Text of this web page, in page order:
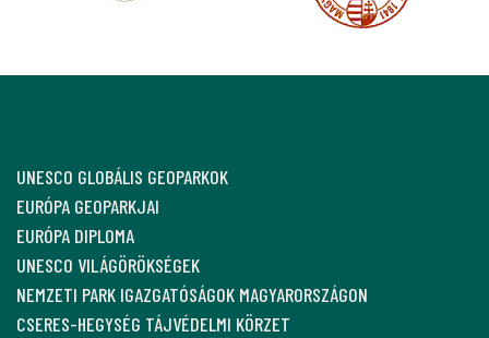
UNESCO GLOBÁLIS GEOPARKOK
EURÓPA GEOPARKJAI
EURÓPA DIPLOMA
UNESCO VILÁGÖRÖKSÉGEK
NEMZETI PARK IGAZGATÓSÁGOK MAGYARORSZÁGON
CSERES-HEGYSÉG TÁJVÉDELMI KÖRZET